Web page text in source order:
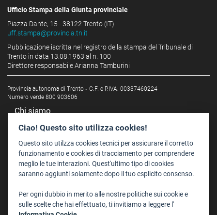
Ufficio Stampa della Giunta provinciale
Piazza Dante, 15 - 38122 Trento (IT)
uff.stampa@provincia.tn.it
Pubblicazione iscritta nel registro della stampa del Tribunale di
Trento in data 13.08.1963 al n. 100
Direttore responsabile Arianna Tamburini
Provincia autonoma di Trento - C.F. e P.IVA: 00337460224
Numero verde 800 903606
Chi siamo
Redazione
Staff
Format - Centro Audiovisivi
Trentino Film Commission
Dove Siamo
Struttura di riferimento
Ciao! Questo sito utilizza cookies!
Questo sito utilzza cookies tecnici per assicurare il corretto
funzionamento e cookies di tracciamento per comprendere
meglio le tue interazioni. Quest'ultimo tipo di cookies
saranno aggiunti solamente dopo il tuo esplicito consenso.
Per ogni dubbio in merito alle nostre politiche sui cookie e
sulle scelte che hai effettuato, ti invitiamo a leggere l'